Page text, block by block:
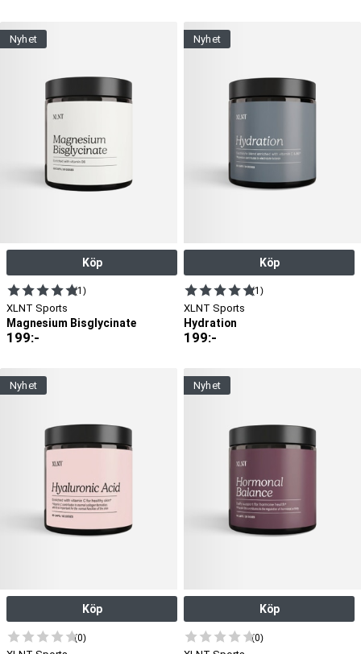
nyhet
Köp
(1)
XLNT Sports
Magnesium Bisglycinate
199:-
nyhet
Köp
(1)
XLNT Sports
Hydration
199:-
nyhet
Köp
(0)
nyhet
Köp
(0)